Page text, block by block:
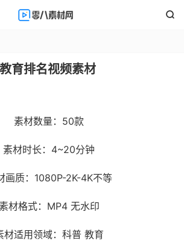

育排名视频素材
素材数量：50款
素材时长：4~20分钟
画质：1080P-2K-4K不等
材格式：MP4 无水印
材适用领域：科普 教育